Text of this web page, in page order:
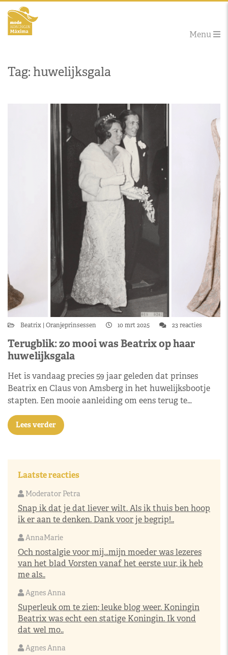
Menu
Tag: huwelijksgala
Beatrix Oranjeprinsessen 10 mrt 2025 23 reacties
Terugblik: zo mooi was Beatrix op haar
huwelijksgala
Het is vandaag precies 59 jaar geleden dat prinses
Beatrix en Claus von Amsberg in het huwelijksbootje
stapten. Een mooie aanleiding om eens terug te…
Lees verder
Laatste reacties
Moderator Petra
Snap ik dat je dat liever wilt. Als ik thuis ben hoop
ik er aan te denken. Dank voor je begrip!..
AnnaMarie
Och nostalgie voor mij…mijn moeder was lezeres
van het blad Vorsten vanaf het eerste uur, ik heb
me als..
Agnes Anna
Superleuk om te zien; leuke blog weer. Koningin
Beatrix was echt een statige Koningin. Ik vond
dat wel mo..
Agnes Anna